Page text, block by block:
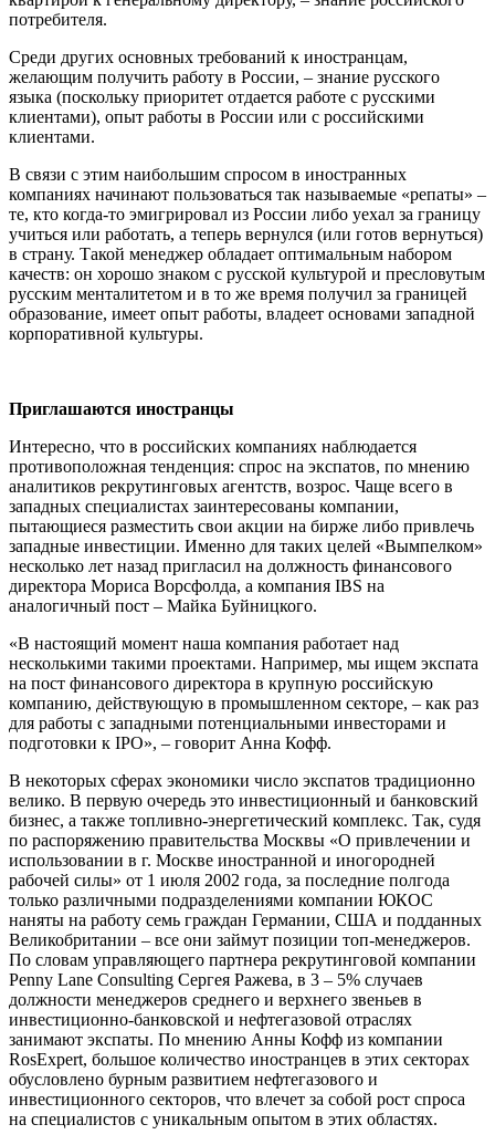
потребителя.
Среди других основных требований к иностранцам,
желающим получить работу в России, – знание русского
языка (поскольку приоритет отдается работе с русскими
клиентами), опыт работы в России или с российскими
клиентами.
В связи с этим наибольшим спросом в иностранных
компаниях начинают пользоваться так называемые «репаты» –
те, кто когда-то эмигрировал из России либо уехал за границу
учиться или работать, а теперь вернулся (или готов вернуться)
в страну. Такой менеджер обладает оптимальным набором
качеств: он хорошо знаком с русской культурой и пресловутым
русским менталитетом и в то же время получил за границей
образование, имеет опыт работы, владеет основами западной
корпоративной культуры.
Приглашаются иностранцы
Интересно, что в российских компаниях наблюдается
противоположная тенденция: спрос на экспатов, по мнению
аналитиков рекрутинговых агентств, возрос. Чаще всего в
западных специалистах заинтересованы компании,
пытающиеся разместить свои акции на бирже либо привлечь
западные инвестиции. Именно для таких целей «Вымпелком»
несколько лет назад пригласил на должность финансового
директора Мориса Ворсфолда, а компания IBS на
аналогичный пост – Майка Буйницкого.
«В настоящий момент наша компания работает над
несколькими такими проектами. Например, мы ищем экспата
на пост финансового директора в крупную российскую
компанию, действующую в промышленном секторе, – как раз
для работы с западными потенциальными инвесторами и
подготовки к IPO», – говорит Анна Кофф.
В некоторых сферах экономики число экспатов традиционно
велико. В первую очередь это инвестиционный и банковский
бизнес, а также топливно-энергетический комплекс. Так, судя
по распоряжению правительства Москвы «О привлечении и
использовании в г. Москве иностранной и иногородней
рабочей силы» от 1 июля 2002 года, за последние полгода
только различными подразделениями компании ЮКОС
наняты на работу семь граждан Германии, США и подданных
Великобритании – все они займут позиции топ-менеджеров.
По словам управляющего партнера рекрутинговой компании
Penny Lane Consulting Сергея Ражева, в 3 – 5% случаев
должности менеджеров среднего и верхнего звеньев в
инвестиционно-банковской и нефтегазовой отраслях
занимают экспаты. По мнению Анны Кофф из компании
RosExpert, большое количество иностранцев в этих секторах
обусловлено бурным развитием нефтегазового и
инвестиционного секторов, что влечет за собой рост спроса
на специалистов с уникальным опытом в этих областях.